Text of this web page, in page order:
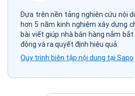
Dựa trên nền tảng nghiên cứu nội
hơn 5 năm kinh nghiệm xây dựng
bài viết giúp nhà bán hàng nắm
động và ra quyết định hiệu quả.
Quy trình biên tập nội dung tại Sapo